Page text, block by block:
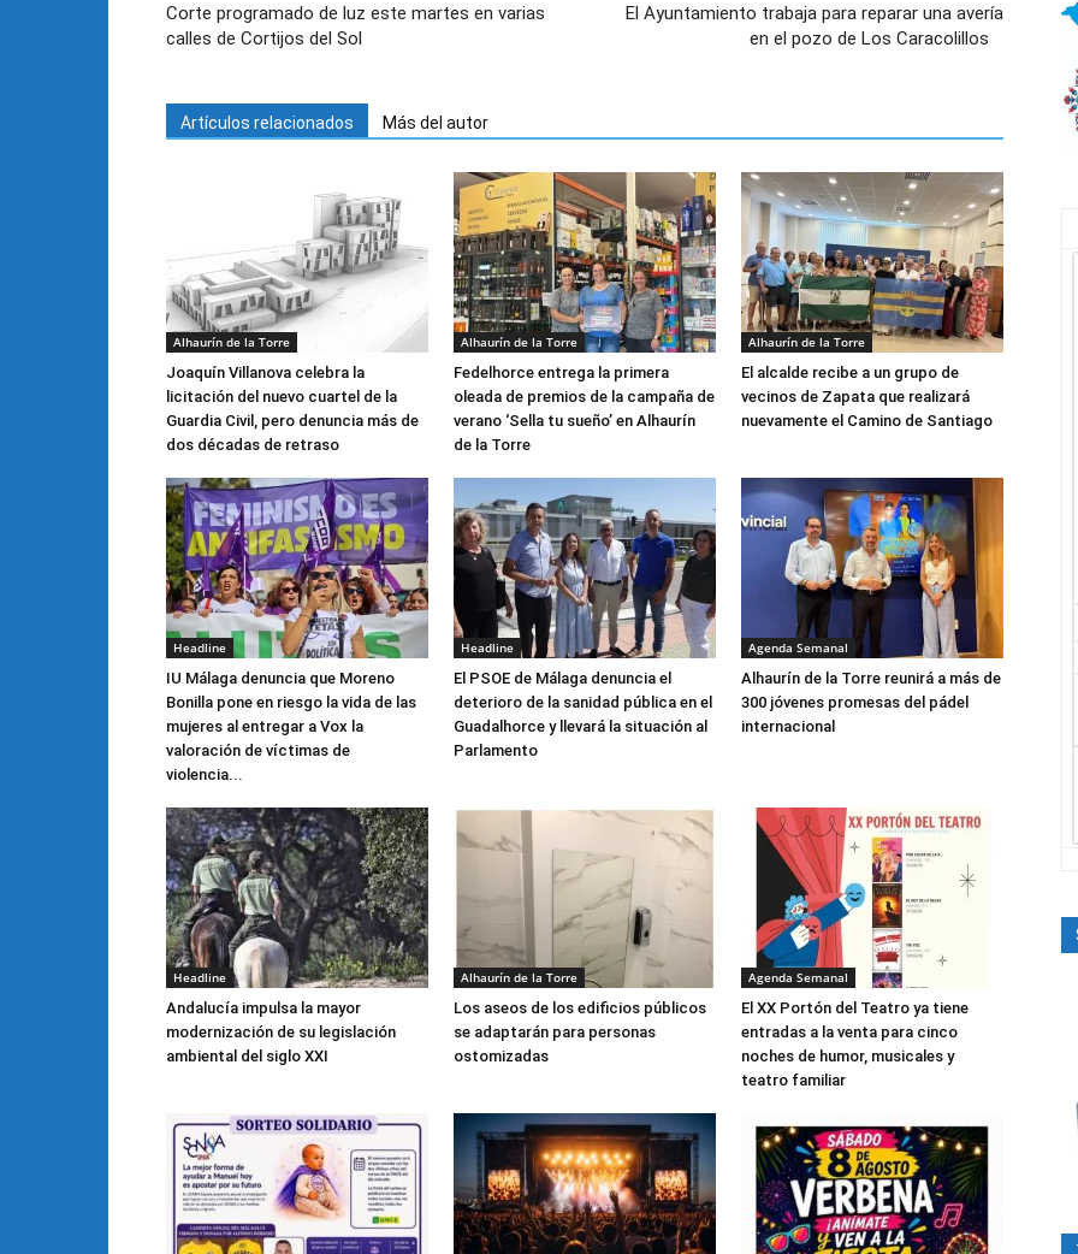
Corte programado de luz este martes en varias
calles de Cortijos del Sol
El Ayuntamiento trabaja para reparar una avería
en el pozo de Los Caracolillos
Artículos relacionados Más del autor
Alhaurín de la Torre
Joaquín Villanova celebra la
licitación del nuevo cuartel de la
Guardia Civil, pero denuncia más de
dos décadas de retraso
Alhaurín de la Torre
Fedelhorce entrega la primera
oleada de premios de la campaña de
verano ‘Sella tu sueño’ en Alhaurín
de la Torre
Alhaurín de la Torre
El alcalde recibe a un grupo de
vecinos de Zapata que realizará
nuevamente el Camino de Santiago
Headline
IU Málaga denuncia que Moreno
Bonilla pone en riesgo la vida de las
mujeres al entregar a Vox la
valoración de víctimas de
violencia...
Headline
El PSOE de Málaga denuncia el
deterioro de la sanidad pública en el
Guadalhorce y llevará la situación al
Parlamento
Agenda Semanal
Alhaurín de la Torre reunirá a más de
300 jóvenes promesas del pádel
internacional
Headline
Andalucía impulsa la mayor
modernización de su legislación
ambiental del siglo XXI
Alhaurín de la Torre
Los aseos de los edificios públicos
se adaptarán para personas
ostomizadas
Agenda Semanal
El XX Portón del Teatro ya tiene
entradas a la venta para cinco
noches de humor, musicales y
teatro familiar